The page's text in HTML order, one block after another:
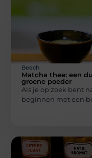
Beech
Matcha thee: een
groene poeder
Als je op zoek bent
beginnen met een